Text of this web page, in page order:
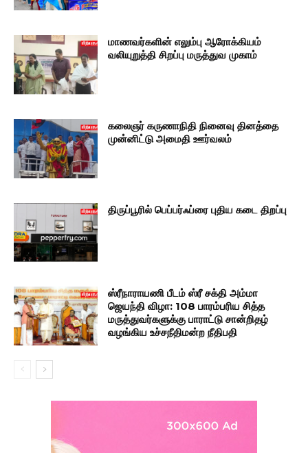
மாணவர்களின் எலும்பு ஆரோக்கியம்
வலியுறுத்தி சிறப்பு மருத்துவ முகாம்
கலைஞர் கருணாநிதி நினைவு தினத்தை
முன்னிட்டு அமைதி ஊர்வலம்
திருப்பூரில் பெப்பர்ஃப்ரை புதிய கடை திறப்பு
ஸ்ரீநாராயணி பீடம் ஸ்ரீ சக்தி அம்மா
ஜெயந்தி விழா: 108 பாரம்பரிய சித்த
மருத்துவர்களுக்கு பாராட்டு சான்றிதழ்
வழங்கிய உச்சநீதிமன்ற நீதிபதி